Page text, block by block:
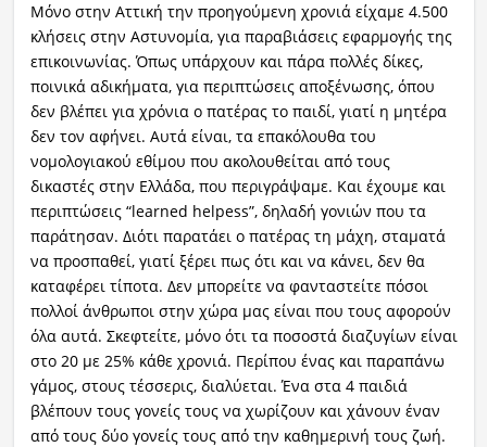
Μόνο στην Αττική την προηγούμενη χρονιά είχαμε 4.500
κλήσεις στην Αστυνομία, για παραβιάσεις εφαρμογής της
επικοινωνίας. Όπως υπάρχουν και πάρα πολλές δίκες,
ποινικά αδικήματα, για περιπτώσεις αποξένωσης, όπου
δεν βλέπει για χρόνια ο πατέρας το παιδί, γιατί η μητέρα
δεν τον αφήνει. Αυτά είναι, τα επακόλουθα του
νομολογιακού εθίμου που ακολουθείται από τους
δικαστές στην Ελλάδα, που περιγράψαμε. Και έχουμε και
περιπτώσεις “learned helpess”, δηλαδή γονιών που τα
παράτησαν. Διότι παρατάει ο πατέρας τη μάχη, σταματά
να προσπαθεί, γιατί ξέρει πως ότι και να κάνει, δεν θα
καταφέρει τίποτα. Δεν μπορείτε να φανταστείτε πόσοι
πολλοί άνθρωποι στην χώρα μας είναι που τους αφορούν
όλα αυτά. Σκεφτείτε, μόνο ότι τα ποσοστά διαζυγίων είναι
στο 20 με 25% κάθε χρονιά. Περίπου ένας και παραπάνω
γάμος, στους τέσσερις, διαλύεται. Ένα στα 4 παιδιά
βλέπουν τους γονείς τους να χωρίζουν και χάνουν έναν
από τους δύο γονείς τους από την καθημερινή τους ζωή.